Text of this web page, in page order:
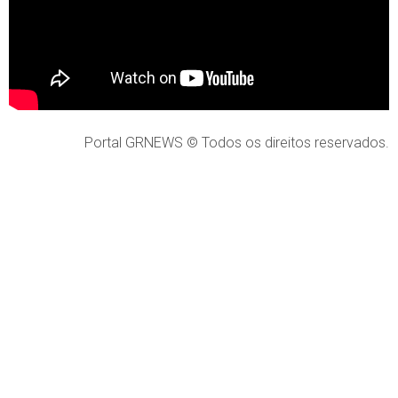
Portal GRNEWS © Todos os direitos reservados.